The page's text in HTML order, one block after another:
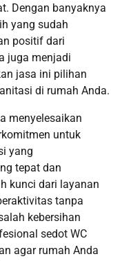
Dengan banyaknya
yang sudah
positif dari
juga menjadi
jasa ini pilihan
di rumah Anda.
menyelesaikan
untuk
yang
tepat dan
kunci dari layanan
tanpa
kebersihan
sedot WC
agar rumah Anda